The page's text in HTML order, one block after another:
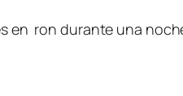
en ron durante una